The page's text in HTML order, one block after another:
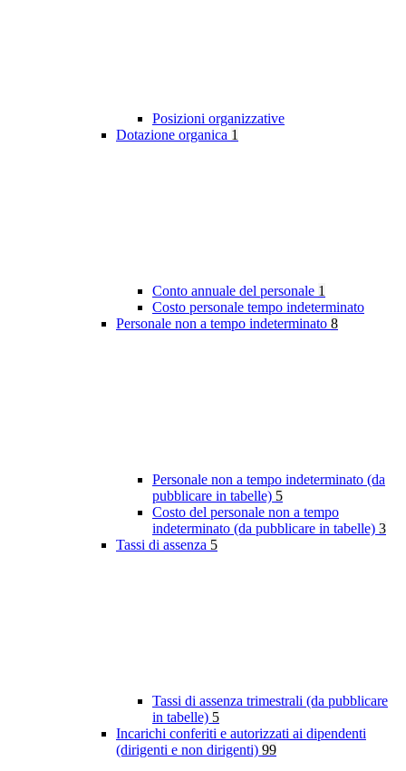
Posizioni organizzative
Dotazione organica 1
Conto annuale del personale 1
Costo personale tempo indeterminato
Personale non a tempo indeterminato 8
Personale non a tempo indeterminato (da
pubblicare in tabelle) 5
Costo del personale non a tempo
indeterminato (da pubblicare in tabelle) 3
Tassi di assenza 5
Tassi di assenza trimestrali (da pubblicare
in tabelle) 5
Incarichi conferiti e autorizzati ai dipendenti
(dirigenti e non dirigenti) 99